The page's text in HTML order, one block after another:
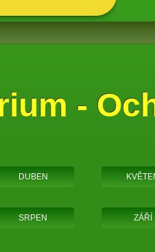
-
DUBEN
SRPEN ZÁŘÍ